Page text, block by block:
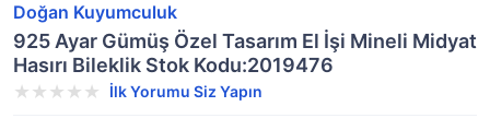
Doğan Kuyumculuk
925 Ayar Gümüş Özel Tasarım El İşi Mineli Midyat
Hasırı Bileklik Stok Kodu:2019476
İlk Yorumu Siz Yapın